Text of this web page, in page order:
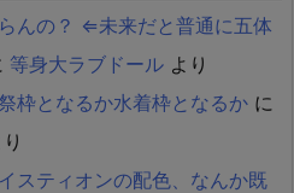
んの？ ⇐未来だと普通に五体
等身大ラブドール より
枠となるか水着枠となるか に
スティオンの配色、なんか既